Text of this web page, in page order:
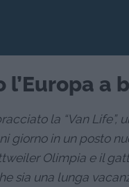
a
la “Van Life”,
in un posto
Olimpia e il
sia una lunga